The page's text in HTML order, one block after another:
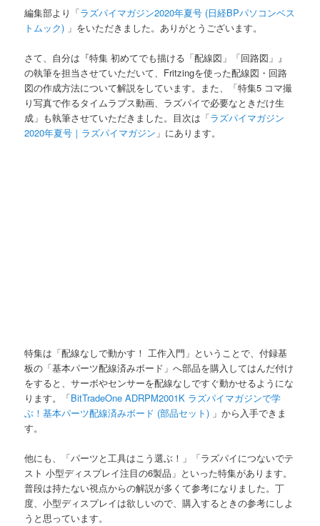
編集部より「ラズパイマガジン2020年夏号 (日経BPパソコンベス
トムック) 」をいただきました。ありがとうございます。
さて、自分は『特集 初めてでも描ける「配線図」「回路図」』
の執筆を担当させていただいて、Fritzingを使った配線図・回路
図の作成方法について解説をしています。また、「特集5 コマ撮
り写真で作るタイムラプス動画、ラズパイで必要なときだけ生
成」も執筆させていただきました。目次は「ラズパイマガジン
2020年夏号｜ラズパイマガジン 」にあります。
特集は「配線なしで動かす！ 工作入門」ということで、付録基
板の「基本パーツ配線済みボード」へ部品を購入してはんだ付け
をすると、サーボやセンサーを配線なしですぐ動かせるようにな
ります。「BitTradeOne ADRPM2001K ラズパイマガジンで学
ぶ！基本パーツ配線済みボード (部品セット) 」から入手できま
す。
他にも、「パーツと工具はこう選ぶ！」「ラズパイにつないでテ
スト 小型ディスプレイ注目の6製品」といった特集があります。
普段は持たない視点からの解説が多くて参考になりました。丁
度、小型ディスプレイは欲しいので、購入するときの参考にしよ
うと思っています。